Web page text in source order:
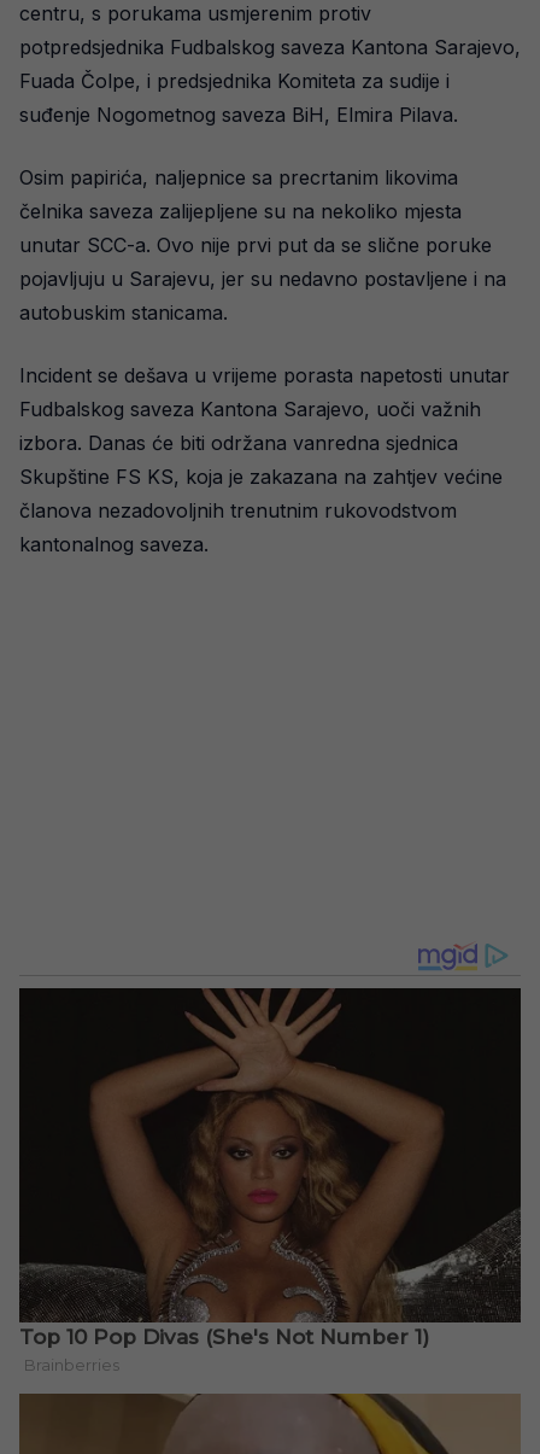
centru, s porukama usmjerenim protiv
potpredsjednika Fudbalskog saveza Kantona Sarajevo,
Fuada Čolpe, i predsjednika Komiteta za sudije i
suđenje Nogometnog saveza BiH, Elmira Pilava.
Osim papirića, naljepnice sa precrtanim likovima
čelnika saveza zalijepljene su na nekoliko mjesta
unutar SCC-a. Ovo nije prvi put da se slične poruke
pojavljuju u Sarajevu, jer su nedavno postavljene i na
autobuskim stanicama.
Incident se dešava u vrijeme porasta napetosti unutar
Fudbalskog saveza Kantona Sarajevo, uoči važnih
izbora. Danas će biti održana vanredna sjednica
Skupštine FS KS, koja je zakazana na zahtjev većine
članova nezadovoljnih trenutnim rukovodstvom
kantonalnog saveza.